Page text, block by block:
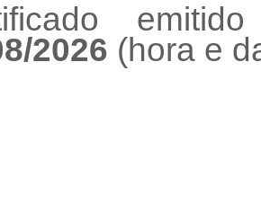
2026 (hora e